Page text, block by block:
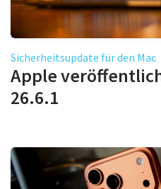
Sicherheitsupdate für den Mac
Apple
26.6.1